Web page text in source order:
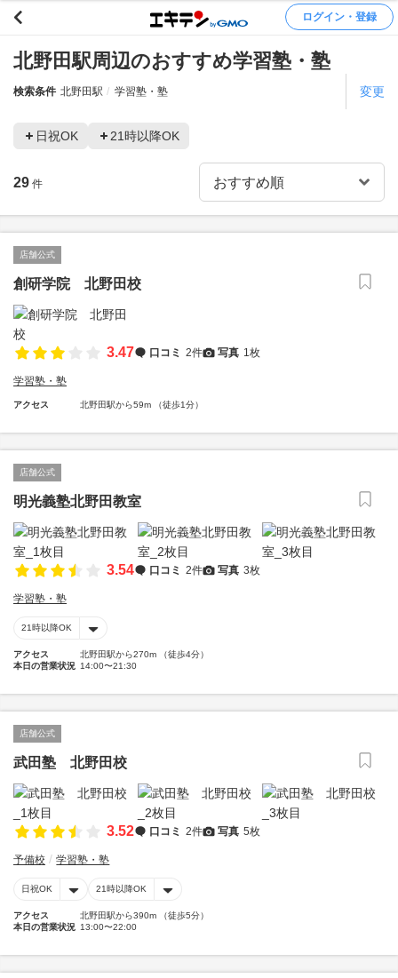
ログイン・登録
北野田駅周辺のおすすめ学習塾・塾
検索条件 北野田駅 学習塾・塾 変更
日祝OK 21時以降OK
29 件
店舗公式
創研学院 北野田校
3.47 口コミ 2件 写真 1枚
学習塾・塾
アクセス 北野田駅から59m （徒歩1分）
店舗公式
明光義塾北野田教室
3.54 口コミ 2件 写真 3枚
学習塾・塾
21時以降OK
アクセス
北野田駅から270m （徒歩4分）
本日の営業状況 14:00〜21:30
店舗公式
武田塾 北野田校
3.52 口コミ 2件 写真 5枚
予備校 学習塾・塾
日祝OK 21時以降OK
アクセス
北野田駅から390m （徒歩5分）
本日の営業状況 13:00〜22:00